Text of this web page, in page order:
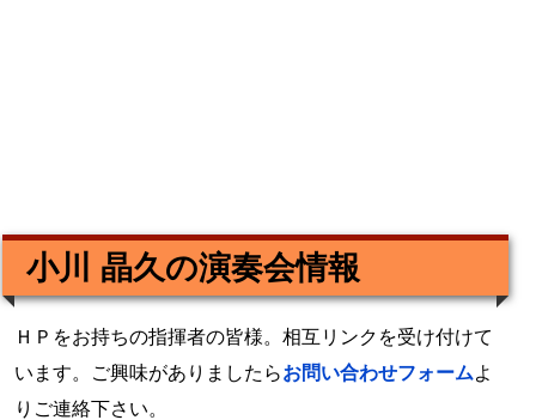
小川 晶久の演奏会情報
ＨＰをお持ちの指揮者の皆様。相互リンクを受け付けて
います。ご興味がありましたらお問い合わせフォームよ
りご連絡下さい。